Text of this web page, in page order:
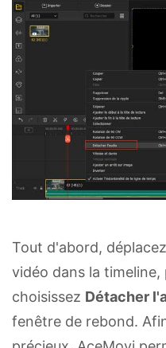
Tout d'abord,
vidéo dans la
choisissez Détacher
fenêtre de rebond.